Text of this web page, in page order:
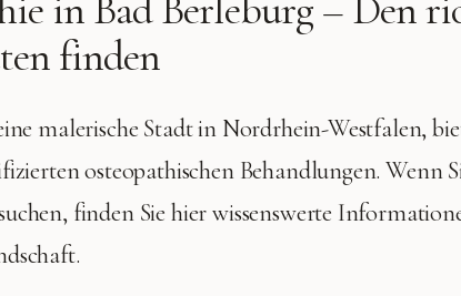
finden
malerische Stadt in Nordrhein-Westfalen,
osteopathischen Behandlungen. Wenn
finden Sie hier wissenswerte